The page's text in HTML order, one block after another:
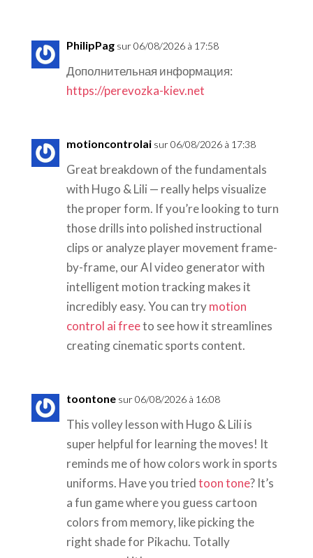
PhilipPag sur 06/08/2026 à 17:58
Дополнительная информация:
https://perevozka-kiev.net
motioncontrolai sur 06/08/2026 à 17:38
Great breakdown of the fundamentals
with Hugo & Lili — really helps visualize
the proper form. If you’re looking to turn
those drills into polished instructional
clips or analyze player movement frame-
by-frame, our AI video generator with
intelligent motion tracking makes it
incredibly easy. You can trymotion
control ai freeto see how it streamlines
creating cinematic sports content.
toontone sur 06/08/2026 à 16:08
This volley lesson with Hugo & Lili is
super helpful for learning the moves! It
reminds me of how colors work in sports
uniforms. Have you triedtoon tone? It’s
a fun game where you guess cartoon
colors from memory, like picking the
right shade for Pikachu. Totally